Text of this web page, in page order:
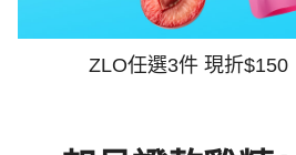
ZLO任選3件 現折$150